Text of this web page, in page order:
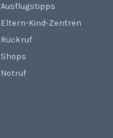
Ausflugstipps
Eltern-Kind-Zentren
Rückruf
Shops
Notruf